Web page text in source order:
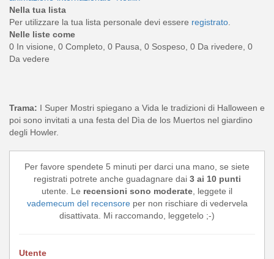
Nella tua lista
Per utilizzare la tua lista personale devi essere registrato.
Nelle liste come
0 In visione, 0 Completo, 0 Pausa, 0 Sospeso, 0 Da rivedere, 0
Da vedere
Trama: I Super Mostri spiegano a Vida le tradizioni di Halloween e
poi sono invitati a una festa del Dìa de los Muertos nel giardino
degli Howler.
Per favore spendete 5 minuti per darci una mano, se siete
registrati potrete anche guadagnare dai 3 ai 10 punti
utente. Le recensioni sono moderate, leggete il
vademecum del recensoreper non rischiare di vedervela
disattivata. Mi raccomando, leggetelo ;-)
Utente